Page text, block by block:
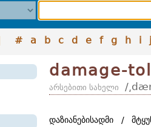
# a b c d e f g h i j
damage-
არსებითი სახელი /
დაზიანებისადმი /